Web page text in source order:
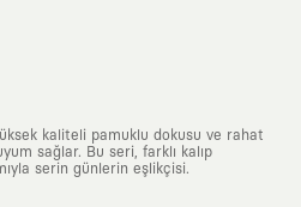
kaliteli pamuklu dokusu ve rahat
sağlar. Bu seri, farklı kalıp
serin günlerin eşlikçisi.